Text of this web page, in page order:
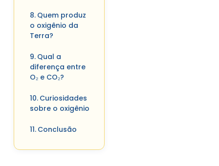
Quem produz
o oxigênio da
Terra?
Qual a
diferença entre
O₂ e CO₂?
Curiosidades
sobre o oxigênio
Conclusão